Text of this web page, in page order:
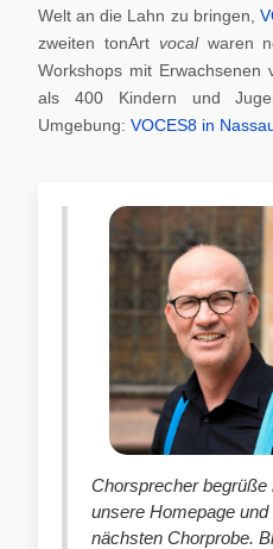
Welt an die Lahn zu bringen,
zweiten tonArt vocalwaren
Workshops mit
als 400 Kindern und
Umgebung: VOCES8 in
Chorsprecher
unsere Homepage
nächsten Chorprobe.